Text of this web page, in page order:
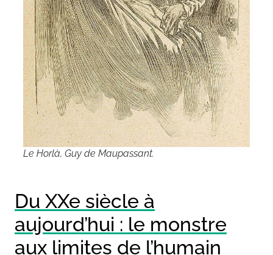
Le Horlà, Guy de Maupassant.
Du XXe siècle à
aujourd’hui : le monstre
aux limites de l’humain